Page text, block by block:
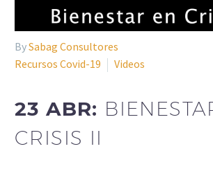
BySabag Consultores
Recursos Covid-19
Videos
23 ABR:
CRISIS II